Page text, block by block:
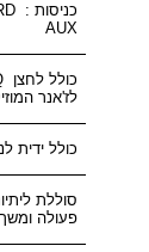
כניסות :
AUX
כולל לחצן
לז'אנר
כולל ידית
סוללת
פעולה ומשך